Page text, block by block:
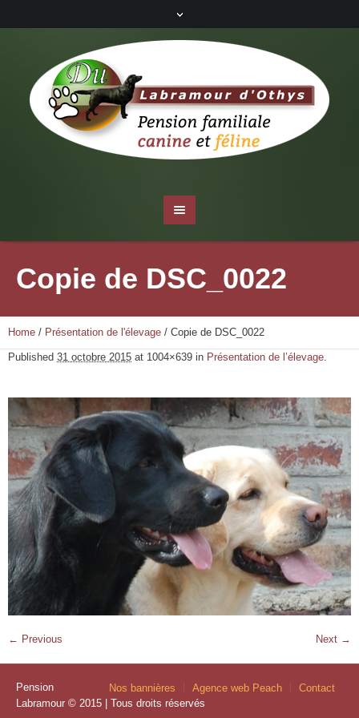
Copie de DSC_0022
Home / Présentation de l'élevage / Copie de DSC_0022
Published 31 octobre 2015 at 1004×639 in Présentation de l’élevage.
← Previous Next →
Nos bannières Agence web Peach Contact
Pension
Labramour © 2015 | Tous droits réservés